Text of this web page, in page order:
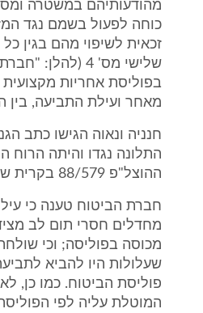
מהודעותיהם במשטרה
כוחה לפעול בשמם נגד
זכאית לשיפוי מהם בגין
בפוליסת אחריות
מאחר ועילת התביעה, בין
ההוצל"פ 88/579 בקרית שמונה; וכי יצגה אותם בצורה רשלנית.
חברת הביטוח טענה כי
מחדלים חסרי תום לב
מכוסה בפוליסה; וכי
שעלולות היו להביא
פוליסת הביטוח. כמו כן,
המוטלת עליה לפי